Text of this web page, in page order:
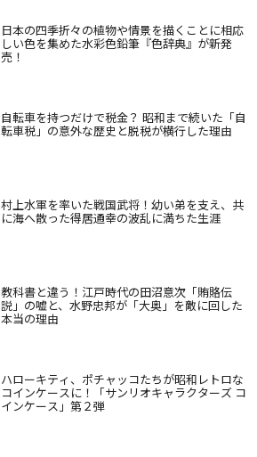
日本の四季折々の植物や情景を描くことに相応
しい色を集めた水彩色鉛筆『色辞典』が新発
売！
自転車を持つだけで税金？ 昭和まで続いた「自
転車税」の意外な歴史と脱税が横行した理由
村上水軍を率いた戦国武将！幼い弟を支え、共
に海へ散った得居通幸の波乱に満ちた生涯
教科書と違う！江戸時代の田沼意次「賄賂伝
説」の嘘と、水野忠邦が「大奥」を敵に回した
本当の理由
ハローキティ、ポチャッコたちが昭和レトロな
コインケースに！「サンリオキャラクターズ コ
インケース」第２弾